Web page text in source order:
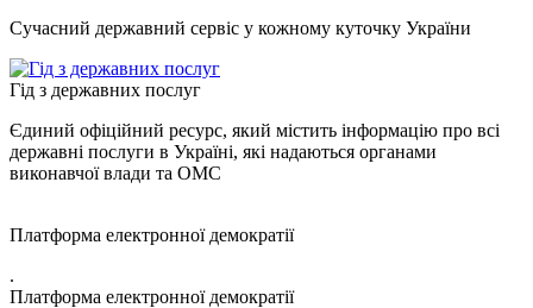
Сучасний державний сервіс у кожному куточку України
Гід з державних послуг
Єдиний офіційний ресурс, який містить інформацію про всі
державні послуги в Україні, які надаються органами
виконавчої влади та ОМС
Платформа електронної демократії
.
Платформа електронної демократії